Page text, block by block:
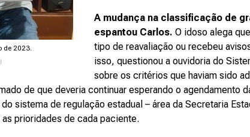
de 2023.
A mudança na classificação de
espantou Carlos. O idoso alega
tipo de reavaliação ou recebeu
isso, questionou a ouvidoria do
sobre os critérios que haviam sido
de que deveria continuar esperando o agendamento
sistema de regulação estadual – área da Secretaria
prioridades de cada paciente.